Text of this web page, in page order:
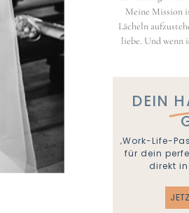
Meine Mission
Lächeln
liebe. Und wenn
DEIN
‚Work-Life-
für dein
direkt